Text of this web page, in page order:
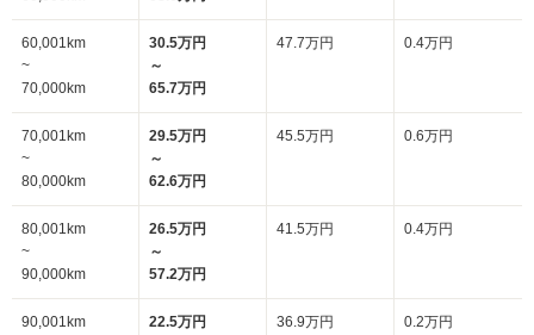
60,001km
~
70,000km
30.5万円
～
65.7万円
47.7万円 0.4万円
70,001km
~
80,000km
29.5万円
～
62.6万円
45.5万円 0.6万円
80,001km
~
90,000km
26.5万円
～
57.2万円
41.5万円 0.4万円
90,001km
22.5万円
36.9万円 0.2万円